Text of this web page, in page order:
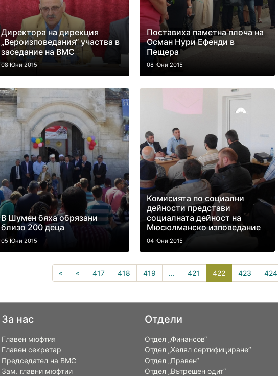
Директора на дирекция
„Вероизповедания“ участва в
заседание на ВМС
08 Юни 2015
Поставиха паметна плоча на
Осман Нури Ефенди в
Пещера
08 Юни 2015
В Шумен бяха обрязани
близо 200 деца
05 Юни 2015
Комисията по социални
дейности представи
социалната дейност на
Мюсюлманско изповедание
04 Юни 2015
« « 417 418 419 ... 421 422422(current)
423 424
За нас
Главен мюфтия
Главен секретар
Председател на ВМС
Зам. главни мюфтии
Отдели
Отдел „Финансов“
Отдел „Хелял сертифициране“
Отдел „Правен“
Отдел „Вътрешен одит“